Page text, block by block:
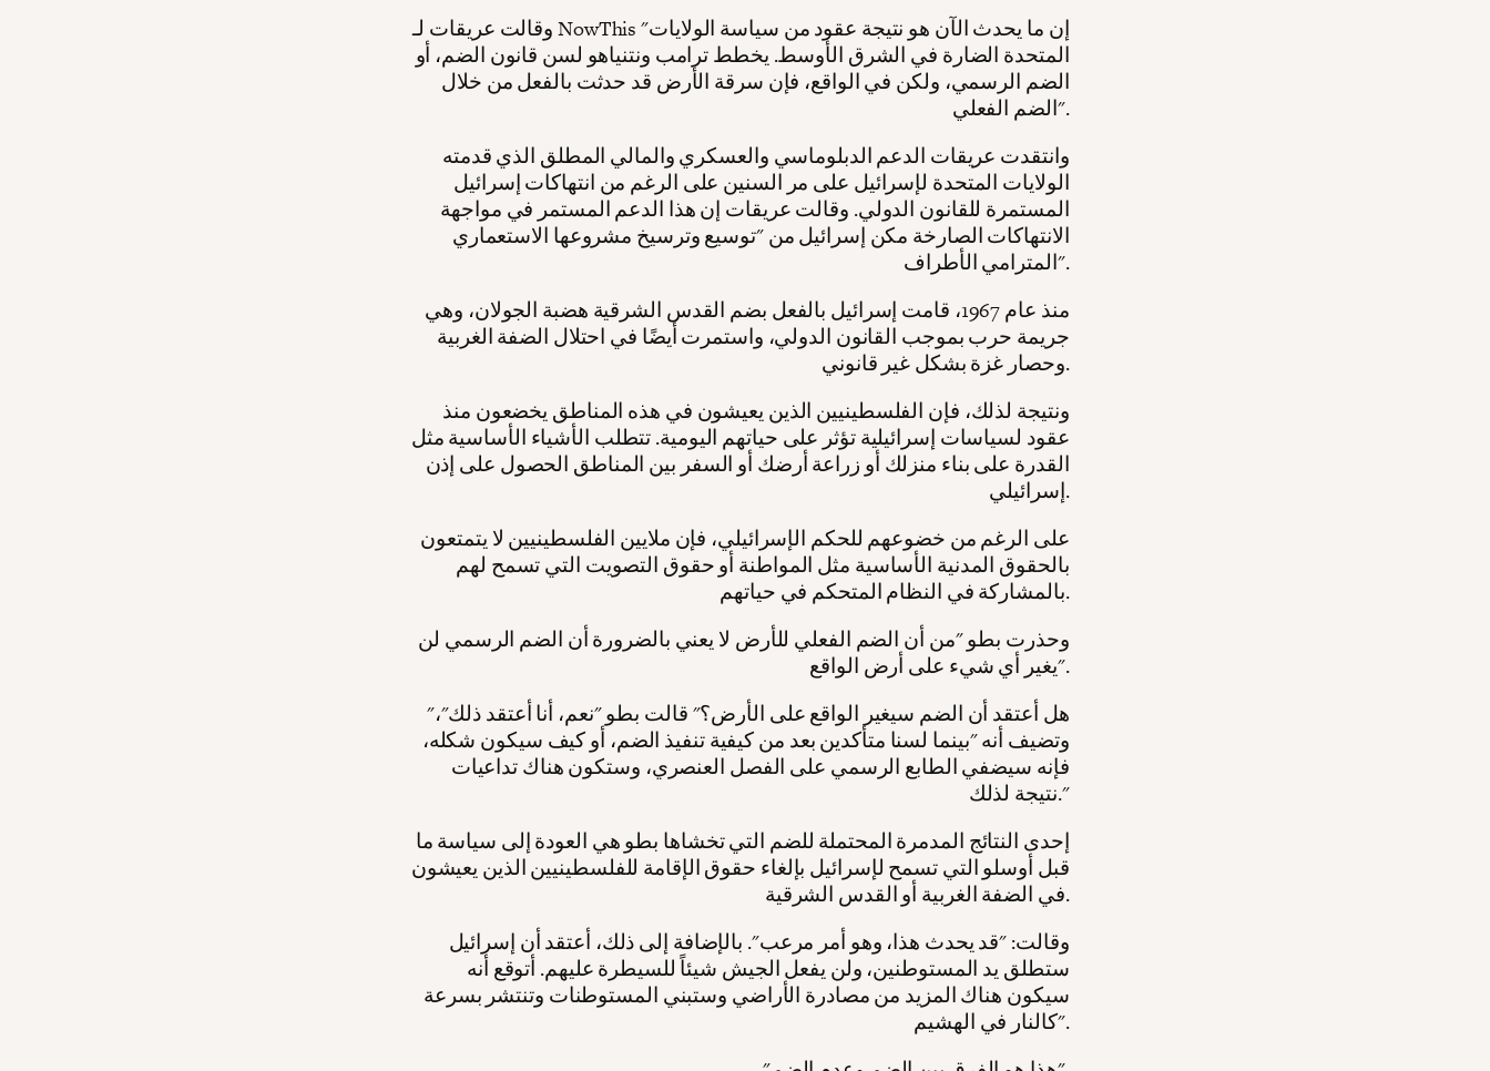
وقالت عريقات لـ NowThis "إن ما يحدث الآن هو نتيجة عقود من سياسة الولايات
المتحدة الضارة في الشرق الأوسط. يخطط ترامب ونتنياهو لسن قانون الضم، أو
الضم الرسمي، ولكن في الواقع، فإن سرقة الأرض قد حدثت بالفعل من خلال
الضم الفعلي".
وانتقدت عريقات الدعم الدبلوماسي والعسكري والمالي المطلق الذي قدمته
الولايات المتحدة لإسرائيل على مر السنين على الرغم من انتهاكات إسرائيل
المستمرة للقانون الدولي. وقالت عريقات إن هذا الدعم المستمر في مواجهة
الانتهاكات الصارخة مكن إسرائيل من "توسيع وترسيخ مشروعها الاستعماري
المترامي الأطراف".
منذ عام 1967، قامت إسرائيل بالفعل بضم القدس الشرقية هضبة الجولان، وهي
جريمة حرب بموجب القانون الدولي، واستمرت أيضًا في احتلال الضفة الغربية
وحصار غزة بشكل غير قانوني.
ونتيجة لذلك، فإن الفلسطينيين الذين يعيشون في هذه المناطق يخضعون منذ
عقود لسياسات إسرائيلية تؤثر على حياتهم اليومية. تتطلب الأشياء الأساسية مثل
القدرة على بناء منزلك أو زراعة أرضك أو السفر بين المناطق الحصول على إذن
إسرائيلي.
على الرغم من خضوعهم للحكم الإسرائيلي، فإن ملايين الفلسطينيين لا يتمتعون
بالحقوق المدنية الأساسية مثل المواطنة أو حقوق التصويت التي تسمح لهم
بالمشاركة في النظام المتحكم في حياتهم.
وحذرت بطو "من أن الضم الفعلي للأرض لا يعني بالضرورة أن الضم الرسمي لن
يغير أي شيء على أرض الواقع".
"هل أعتقد أن الضم سيغير الواقع على الأرض؟" قالت بطو "نعم، أنا أعتقد ذلك"،
وتضيف أنه "بينما لسنا متأكدين بعد من كيفية تنفيذ الضم، أو كيف سيكون شكله،
فإنه سيضفي الطابع الرسمي على الفصل العنصري، وستكون هناك تداعيات
نتيجة لذلك."
إحدى النتائج المدمرة المحتملة للضم التي تخشاها بطو هي العودة إلى سياسة ما
قبل أوسلو التي تسمح لإسرائيل بإلغاء حقوق الإقامة للفلسطينيين الذين يعيشون
في الضفة الغربية أو القدس الشرقية.
وقالت: "قد يحدث هذا، وهو أمر مرعب". بالإضافة إلى ذلك، أعتقد أن إسرائيل
ستطلق يد المستوطنين، ولن يفعل الجيش شيئاً للسيطرة عليهم. أتوقع أنه
سيكون هناك المزيد من مصادرة الأراضي وستبني المستوطنات وتنتشر بسرعة
كالنار في الهشيم".